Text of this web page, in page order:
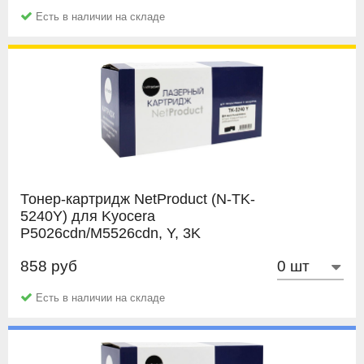
перезаправки картриджа (например в нашей компании).
Упаковку картриджа;
ЗаполненныйАкт рекламации.
Есть в наличии на складе
Тонер-картридж NetProduct (N-TK-
5240Y) для Kyocera
P5026cdn/M5526cdn, Y, 3K
NetProduct
858 руб
Есть в наличии на складе